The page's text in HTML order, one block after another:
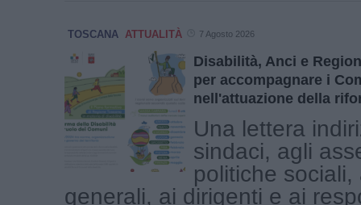
TOSCANA ATTUALITÀ 7 Agosto 2026
Disabilità, Anci e
per accompagnare i
nell'attuazione della
Una lettera
sindaci, agli
politiche sociali,
generali, ai dirigenti e ai